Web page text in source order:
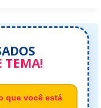
TEMA!
que você está